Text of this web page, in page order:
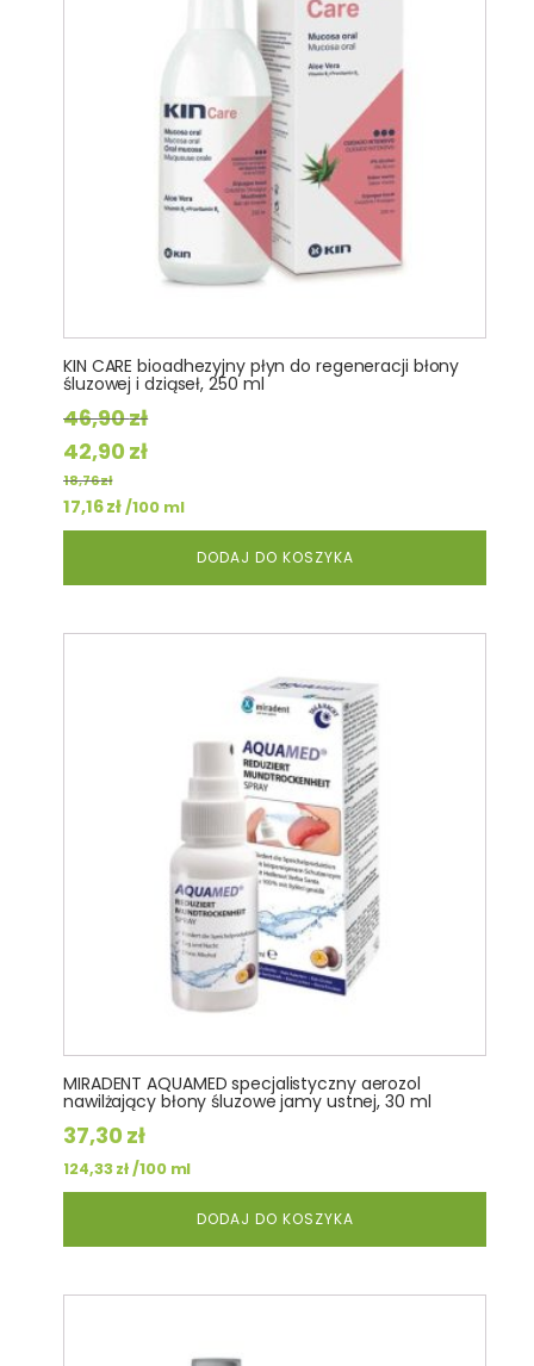
KIN CARE bioadhezyjny płyn do regeneracji błony
śluzowej i dziąseł, 250 ml
46,90zł
Pierwotna
cena
wynosiła:
46,90 zł.
42,90 złAktualna
wynosi:
42,90 zł.
18,76zł
17,16zł/100 ml
DODAJ DO KOSZYKA
MIRADENT AQUAMED specjalistyczny aerozol
nawilżający błony śluzowe jamy ustnej, 30 ml
37,30 zł
124,33zł/100 ml
DODAJ DO KOSZYKA